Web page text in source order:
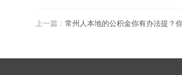
上一篇： 常州人本地的公积金你有办法提？